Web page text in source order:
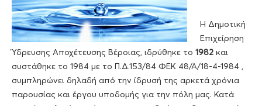
Η Δημοτική
Επιχείρηση
Ύδρευσης Αποχέτευσης Βέροιας, ιδρύθηκε το 1982 και
συστάθηκε το 1984 με το Π.Δ.153/84 ΦΕΚ 48/Α/18-4-1984 ,
συμπληρώνει δηλαδή από την ίδρυσή της αρκετά χρόνια
παρουσίας και έργου υποδομής για την πόλη μας. Κατά